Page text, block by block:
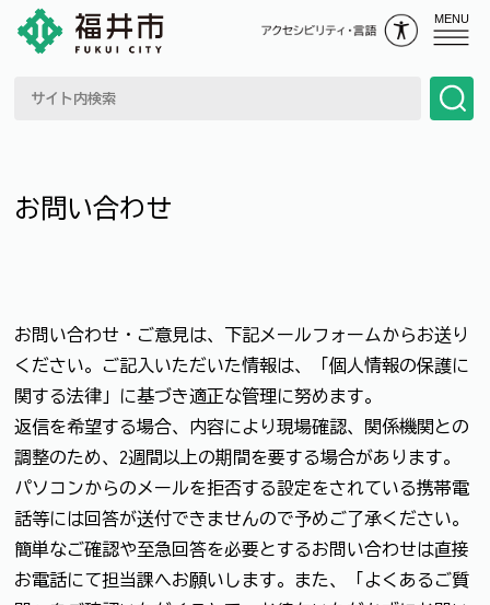
MENU
お問い合わせ
お問い合わせ・ご意見は、下記メールフォームからお送り
ください。ご記入いただいた情報は、「個人情報の保護に
関する法律」に基づき適正な管理に努めます。
返信を希望する場合、内容により現場確認、関係機関との
調整のため、2週間以上の期間を要する場合があります。
パソコンからのメールを拒否する設定をされている携帯電
話等には回答が送付できませんので予めご了承ください。
簡単なご確認や至急回答を必要とするお問い合わせは直接
お電話にて担当課へお願いします。また、「よくあるご質